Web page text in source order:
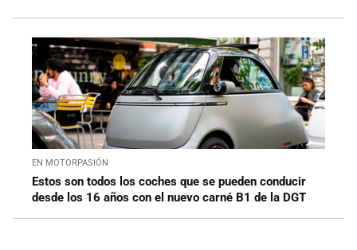
EN MOTORPASIÓN
Estos son todos los coches que se pueden conducir
desde los 16 años con el nuevo carné B1 de la DGT